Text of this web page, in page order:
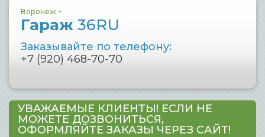
Воронеж
Гараж 36RU
Заказывайте по телефону:
+7 (920) 468-70-70
УВАЖАЕМЫЕ КЛИЕНТЫ! ЕСЛИ НЕ
МОЖЕТЕ ДОЗВОНИТЬСЯ,
ОФОРМЛЯЙТЕ ЗАКАЗЫ ЧЕРЕЗ САЙТ!